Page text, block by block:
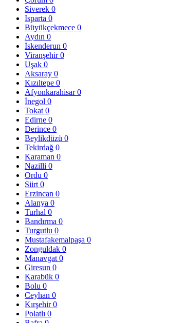
Siverek 0
Isparta 0
Büyükçekmece 0
Aydın 0
İskenderun 0
Viranşehir0
Uşak 0
Aksaray 0
Kızıltepe 0
Afyonkarahisar0
İnegol 0
Tokat 0
Edirne 0
Derince 0
Beylikdüzü 0
Tekirdağ 0
Karaman 0
Nazilli 0
Ordu 0
Siirt 0
Erzincan 0
Alanya 0
Turhal 0
Bandırma 0
Turgutlu 0
Mustafakemalpaşa 0
Zonguldak 0
Manavgat 0
Giresun 0
Karabük 0
Bolu 0
Ceyhan 0
Kırşehir0
Polatlı 0